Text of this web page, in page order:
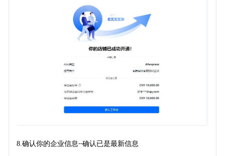
8. 确认你的企业信息--确认已是最新信息